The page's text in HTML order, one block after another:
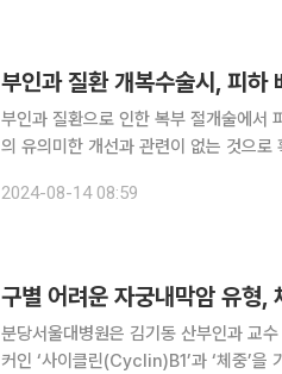
부인과 질환 개복수술시, 피하
부인과 질환으로 인한 복부 절개술에서
의 유의미한 개선과 관련이 없는 것으로 확인됐다. 김기동 분당서울대병원 산부
2024-08-14 08:59
구별 어려운 자궁내막암 유형,
분당서울대병원은 김기동 산부인과 교
커인 ‘사이클린(Cyclin)B1’과 ‘체중’